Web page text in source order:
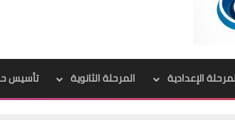
الإعدادية المرحلة الثانوية تأسيس